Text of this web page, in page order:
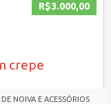
R$3.000,00
crepe
NOIVA E ACESSÓRIOS